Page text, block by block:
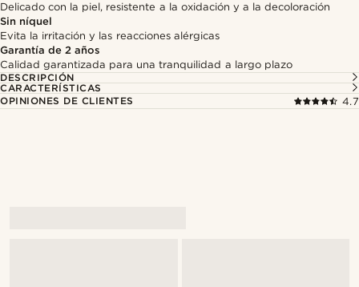
Delicado con la piel, resistente a la oxidación y a la decoloración
Sin níquel
Evita la irritación y las reacciones alérgicas
Garantía de 2 años
Calidad garantizada para una tranquilidad a largo plazo
DESCRIPCIÓN
CARACTERÍSTICAS
OPINIONES DE CLIENTES
4.7